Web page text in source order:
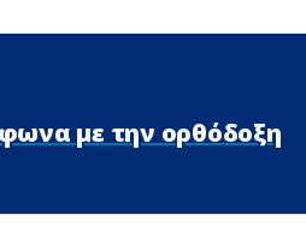
με την ορθόδοξη